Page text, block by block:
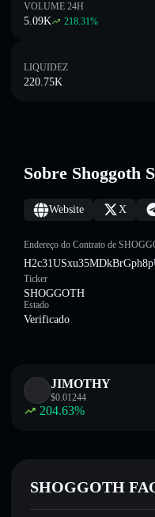
VOLUME 24H
5.09K 218.31%
LIQUIDEZ
220.75K
Sobre Shoggoth
Website X
Endereço do Contrato de
Ticker
SHOGGOTH
Estado
Verificado
JIMOTHY
$0.01244
204.63%
SHOGGOTH